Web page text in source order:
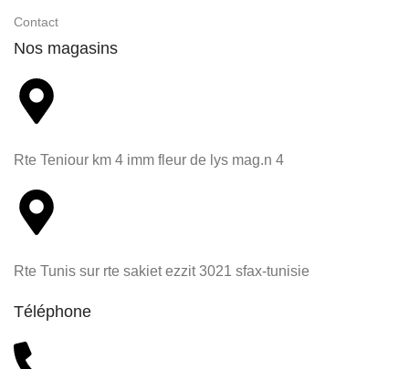
Contact
Nos magasins
Rte Teniour km 4 imm fleur de lys mag.n 4
Rte Tunis sur rte sakiet ezzit 3021 sfax-tunisie
Téléphone